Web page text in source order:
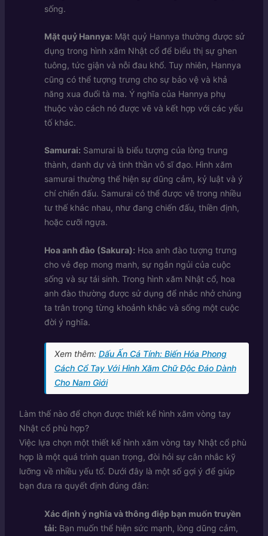
sống.
Mặt quỷ Hannya: Mặt quỷ Hannya thường được sử
dụng trong hình xăm Nhật cổ để biểu thị sự ghen
tuông, tức giận và nỗi đau khổ. Tuy nhiên, Hannya
cũng có thể tượng trưng cho sự bảo vệ và khả
năng xua đuổi tà ma. Ý nghĩa của Hannya phụ
thuộc vào cách nó được vẽ và kết hợp với các yếu
tố khác.
Samurai: Samurai là biểu tượng của lòng trung
thành, danh dự và tinh thần võ sĩ đạo. Hình xăm
samurai thường thể hiện sự dũng cảm, kỷ luật và ý
chí chiến đấu. Samurai có thể được vẽ trong nhiều
tư thế khác nhau, như đang chiến đấu, thiền định,
hoặc cưỡi ngựa.
Hoa anh đào (Sakura): Hoa anh đào tượng trưng
cho vẻ đẹp mong manh, sự ngắn ngủi của cuộc
sống và sự tái sinh. Trong hình xăm Nhật cổ, hoa
anh đào thường được sử dụng để nhắc nhở chúng
ta trân trọng từng khoảnh khắc và sống một cuộc
đời ý nghĩa.
Xem thêm: Dấu Ấn Cá Tính: Biến Hóa Phong
Cách Cổ Tay Với Hình Xăm Chữ Độc Đáo Dành
Cho Nam Giới
Làm thế nào để chọn được thiết kế hình xăm vòng tay
Nhật cổ phù hợp?
Việc lựa chọn một thiết kế hình xăm vòng tay Nhật cổ phù
hợp là một quá trình quan trọng, đòi hỏi sự cân nhắc kỹ
lưỡng về nhiều yếu tố. Dưới đây là một số gợi ý để giúp
bạn đưa ra quyết định đúng đắn:
Xác định ý nghĩa và thông điệp bạn muốn truyền
tải: Bạn muốn thể hiện sức mạnh, lòng dũng cảm,